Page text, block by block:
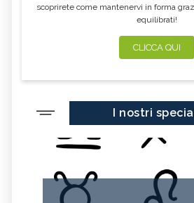
scoprirete come mantenervi in forma
equilibrati!
CLICCA QUI
I nostri